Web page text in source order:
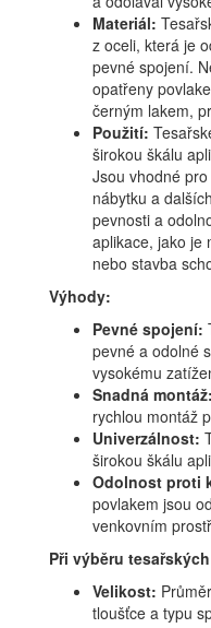
Materiál:
z oceli, která je
pevné spojení.
opatřeny
černým lakem,
Použití:
širokou škálu
Jsou vhodné
nábytku a
pevnosti a
aplikace, jako je
nebo stavba
Výhody:
Pevné spojení:
pevné a odolné
vysokému
Snadná montáž:
rychlou montáž
Univerzálnost:
širokou škálu
Odolnost proti
povlakem jsou
venkovním
Při výběru
Velikost:
tloušťce a typu